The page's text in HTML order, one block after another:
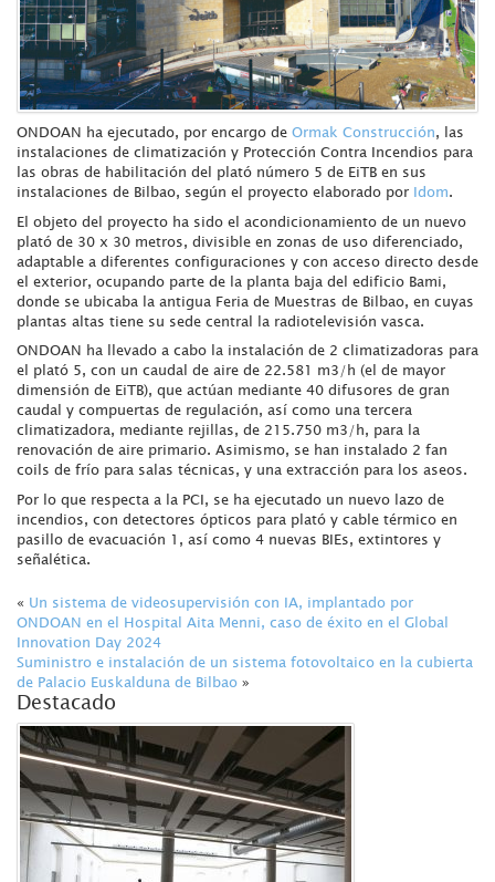
ONDOAN ha ejecutado, por encargo de Ormak Construcción, las
instalaciones de climatización y Protección Contra Incendios para
las obras de habilitación del plató número 5 de EiTB en sus
instalaciones de Bilbao, según el proyecto elaborado por Idom.
El objeto del proyecto ha sido el acondicionamiento de un nuevo
plató de 30 x 30 metros, divisible en zonas de uso diferenciado,
adaptable a diferentes configuraciones y con acceso directo desde
el exterior, ocupando parte de la planta baja del edificio Bami,
donde se ubicaba la antigua Feria de Muestras de Bilbao, en cuyas
plantas altas tiene su sede central la radiotelevisión vasca.
ONDOAN ha llevado a cabo la instalación de 2 climatizadoras para
el plató 5, con un caudal de aire de 22.581 m3/h (el de mayor
dimensión de EiTB), que actúan mediante 40 difusores de gran
caudal y compuertas de regulación, así como una tercera
climatizadora, mediante rejillas, de 215.750 m3/h, para la
renovación de aire primario. Asimismo, se han instalado 2 fan
coils de frío para salas técnicas, y una extracción para los aseos.
Por lo que respecta a la PCI, se ha ejecutado un nuevo lazo de
incendios, con detectores ópticos para plató y cable térmico en
pasillo de evacuación 1, así como 4 nuevas BIEs, extintores y
señalética.
« Un sistema de videosupervisión con IA, implantado por
ONDOAN en el Hospital Aita Menni, caso de éxito en el Global
Innovation Day 2024
Suministro e instalación de un sistema fotovoltaico en la cubierta
de Palacio Euskalduna de Bilbao »
Destacado